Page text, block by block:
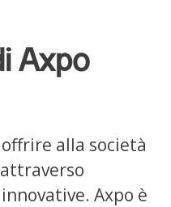
Axpo
alla società
Axpo è